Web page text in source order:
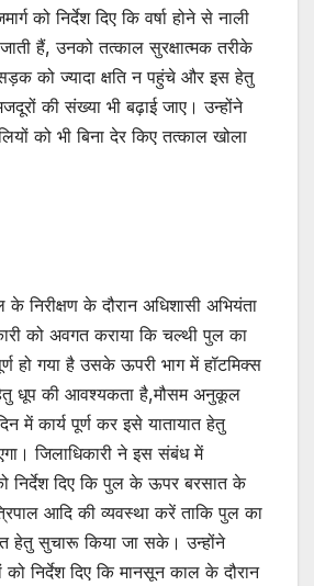
को निर्देश दिए कि वर्षा होने से नाली
हैं, उनको तत्काल सुरक्षात्मक तरीके
को ज्यादा क्षति न पहुंचे और इस हेतु
की संख्या भी बढ़ाई जाए। उन्होंने
को भी बिना देर किए तत्काल खोला
के निरीक्षण के दौरान अधिशासी अभियंता
को अवगत कराया कि चल्थी पुल का
हो गया है उसके ऊपरी भाग में हॉटमिक्स
धूप की आवश्यकता है,मौसम अनुकूल
में कार्य पूर्ण कर इसे यातायात हेतु
जिलाधिकारी ने इस संबंध में
निर्देश दिए कि पुल के ऊपर बरसात के
आदि की व्यवस्था करें ताकि पुल का
हेतु सुचारू किया जा सके। उन्होंने
निर्देश दिए कि मानसून काल के दौरान